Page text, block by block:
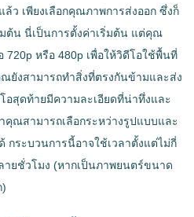
ว เพียงเลือกคุณภาพการส่งออก ซึ่งก็
ต้น นี่เป็นการตั้งค่าเริ่มต้น แต่คุณ
720p หรือ 480p เพื่อให้วิดีโอใช้พื้นที่
ยังสามารถทำสิ่งที่ตรงกันข้ามและส่ง
อสุดท้ายมีความละเอียดที่น่าทึ่งและ
ณสามารถเลือกระหว่างรูปแบบและ
ระบวนการนี้อาจใช้เวลาตั้งแต่ไม่กี่
ยชั่วโมง (หากเป็นภาพยนตร์ขนาด